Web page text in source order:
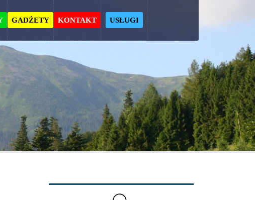
GADŻETY KONTAKT USŁUGI